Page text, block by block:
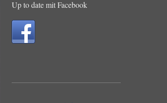
Up to date mit Facebook